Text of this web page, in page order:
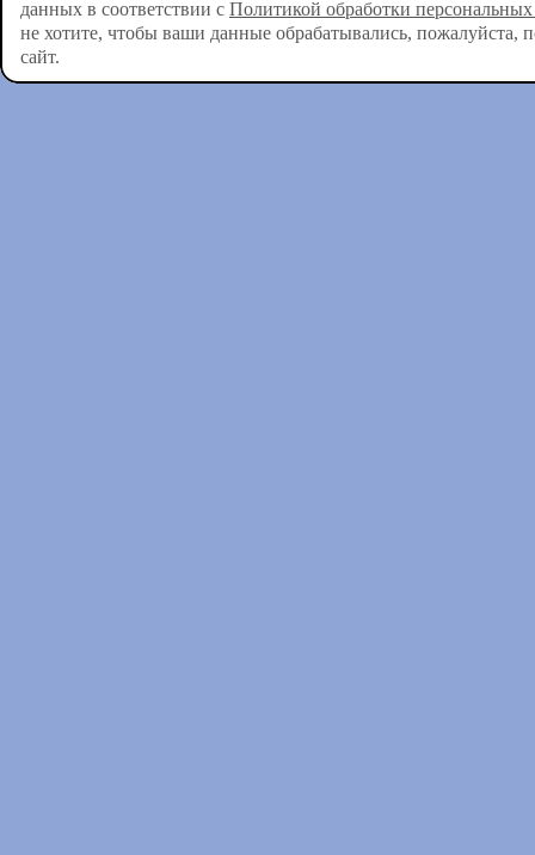
данных в соответствии с Политикой обработки
не хотите, чтобы ваши данные обрабатывались, пожалуйста,
сайт.